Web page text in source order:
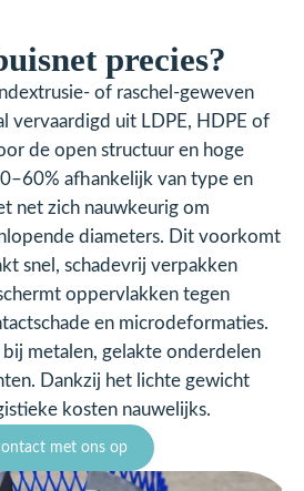
precies?
of raschel-geweven
vervaardigd uit LDPE, HDPE of
de open structuur en hoge
afhankelijk van type en
net zich nauwkeurig om
diameters. Dit voorkomt
snel, schadevrij verpakken
oppervlakken tegen
en microdeformaties.
metalen, gelakte onderdelen
Dankzij het lichte gewicht
kosten nauwelijks.
met ons op